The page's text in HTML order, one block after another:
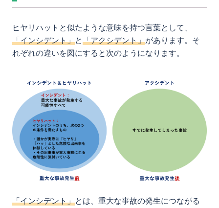
ヒヤリハットと似たような意味を持つ言葉として、
「インシデント」と「アクシデント」があります。そ
れぞれの違いを図にすると次のようになります。
「インシデント」とは、重大な事故の発生につながる